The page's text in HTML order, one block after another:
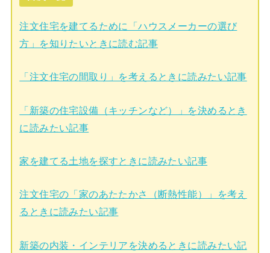
注文住宅を建てるために「ハウスメーカーの選び
方」を知りたいときに読む記事
「注文住宅の間取り」を考えるときに読みたい記事
「新築の住宅設備（キッチンなど）」を決めるとき
に読みたい記事
家を建てる土地を探すときに読みたい記事
注文住宅の「家のあたたかさ（断熱性能）」を考え
るときに読みたい記事
新築の内装・インテリアを決めるときに読みたい記